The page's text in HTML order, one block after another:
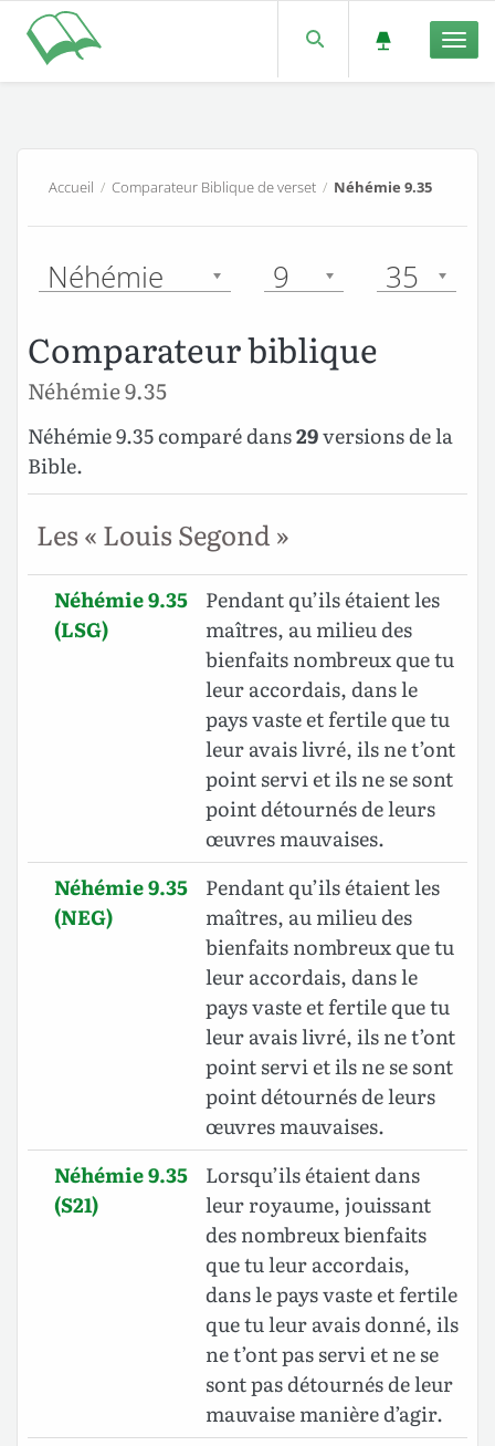
Accueil / Comparateur Biblique de verset/ Néhémie 9.35
Néhémie 9 35
Comparateur biblique
Néhémie 9.35
Néhémie 9.35 comparé dans29versions de la
Bible.
Les « Louis Segond »
Néhémie 9.35
(LSG)
Pendant qu’ils étaient les
maîtres, au milieu des
bienfaits nombreux que tu
leur accordais, dans le
pays vaste et fertile que tu
leur avais livré, ils ne t’ont
point servi et ils ne se sont
point détournés de leurs
œuvres mauvaises.
Néhémie 9.35
(NEG)
Pendant qu’ils étaient les
maîtres, au milieu des
bienfaits nombreux que tu
leur accordais, dans le
pays vaste et fertile que tu
leur avais livré, ils ne t’ont
point servi et ils ne se sont
point détournés de leurs
œuvres mauvaises.
Néhémie 9.35
(S21)
Lorsqu’ils étaient dans
leur royaume, jouissant
des nombreux bienfaits
que tu leur accordais,
dans le pays vaste et fertile
que tu leur avais donné, ils
ne t’ont pas servi et ne se
sont pas détournés de leur
mauvaise manière d’agir.